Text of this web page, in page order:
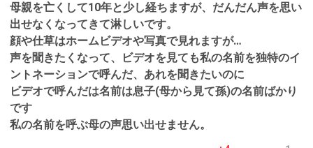
母親を亡くして10年と少し経ちますが、だんだん声を思い
出せなくなってきて淋しいです。
顔や仕草はホームビデオや写真で見れますが…
声を聞きたくなって、ビデオを見ても私の名前を独特のイ
ントネーションで呼んだ、あれを聞きたいのに
ビデオで呼んだは名前は息子(母から見て孫)の名前ばかり
です
私の名前を呼ぶ母の声思い出せません。